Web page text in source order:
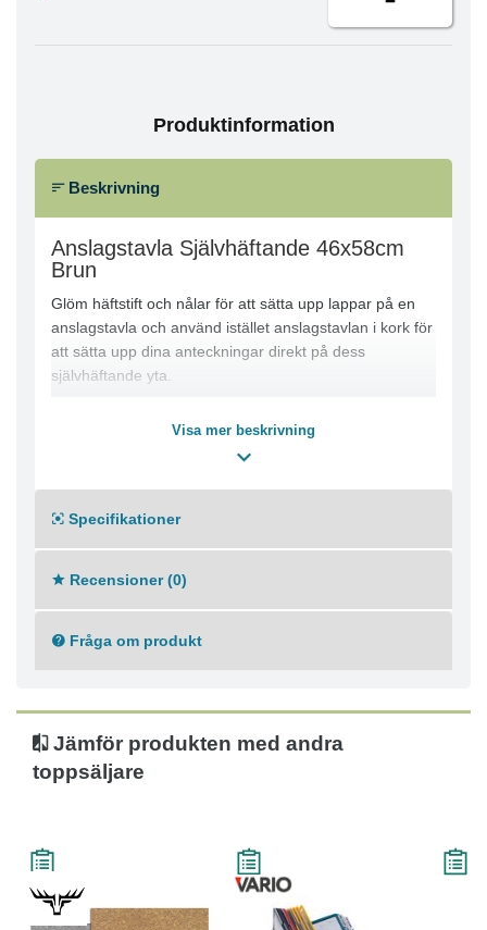
Produktinformation
Beskrivning
Anslagstavla Självhäftande 46x58cm
Brun
Glöm häftstift och nålar för att sätta upp lappar på en
anslagstavla och använd istället anslagstavlan i kork för
att sätta upp dina anteckningar direkt på dess
självhäftande yta.
Fäst den medföljande dubbelhäftande tejpen längs med
dokument och påminnelser fästas på tavlan.
Självhäftande
Mått: 460 x 580 mm
Färg: Brun
Visa mer beskrivning
Specifikationer
Recensioner (0)
Fråga om produkt
Jämför produkten med andra
toppsäljare